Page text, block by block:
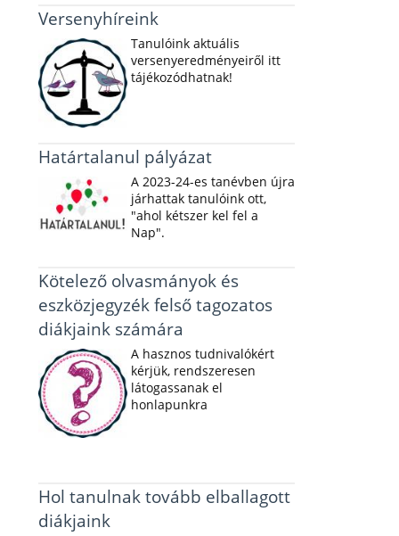
Versenyhíreink
Tanulóink aktuális
versenyeredményeiről itt
tájékozódhatnak!
Határtalanul pályázat
A 2023-24-es tanévben újra
járhattak tanulóink ott,
"ahol kétszer kel fel a
Nap".
Kötelező olvasmányok és
eszközjegyzék felső tagozatos
diákjaink számára
A hasznos tudnivalókért
kérjük, rendszeresen
látogassanak el
honlapunkra
Hol tanulnak tovább elballagott
diákjaink